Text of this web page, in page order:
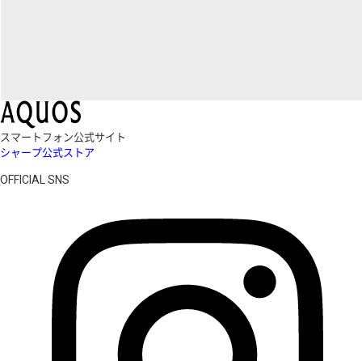
スマートフォン公式サイト
シャープ公式ストア
OFFICIAL SNS